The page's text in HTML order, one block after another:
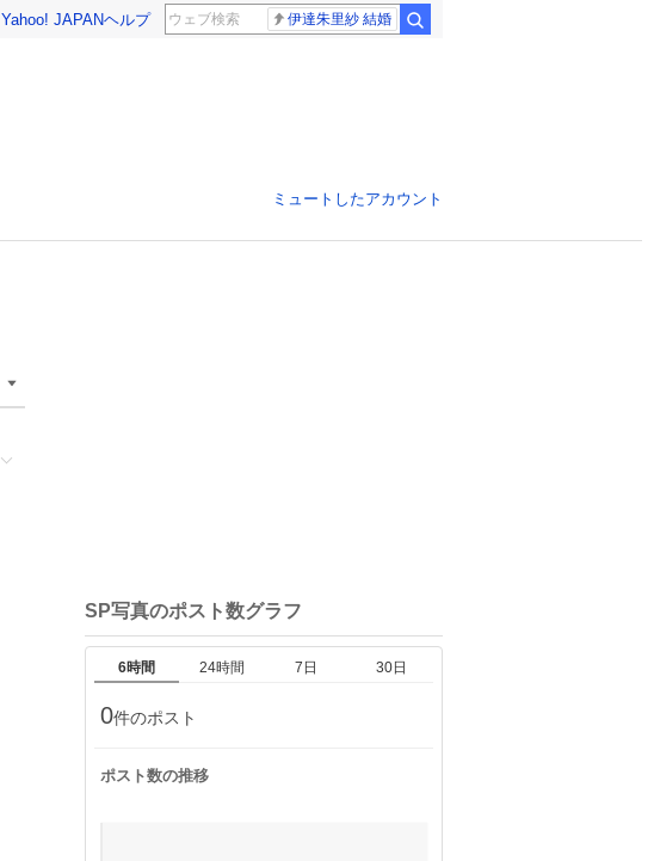
Yahoo! JAPANヘルプ 伊達朱里紗 結婚
ミュートしたアカウント
SP写真のポスト数グラフ
6時間 24時間 7日 30日
0件のポスト
ポスト数の推移